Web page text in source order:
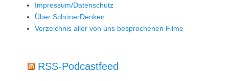
Impressum/Datenschutz
Über SchönerDenken
Verzeichnis aller von uns besprochenen Filme
RSS-Podcastfeed